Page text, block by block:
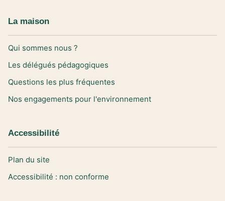
La maison
Qui sommes nous ?
Les délégués pédagogiques
Questions les plus fréquentes
Nos engagements pour l'environnement
Accessibilité
Plan du site
Accessibilité : non conforme